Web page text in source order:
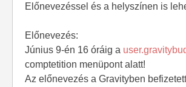
Előnevezéssel és a helyszínen is
Előnevezés:
Június 9-én 16 óráig a
comptetition menüpont alatt!
Az előnevezés a Gravityben